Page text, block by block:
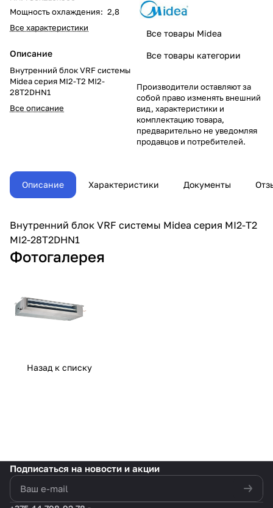
Мощность охлаждения: 2,8
Все характеристики
Описание
Внутренний блок VRF системы
Midea серия MI2-T2 MI2-
28T2DHN1
Все описание
Все товары Midea
Все товары категории
Производители оставляют за
собой право изменять внешний
вид, характеристики и
комплектацию товара,
предварительно не уведомляя
продавцов и потребителей.
Описание Характеристики Документы
Внутренний блок VRF системы Midea серия MI2-T2
MI2-28T2DHN1
Фотогалерея
Назад к списку
Подписаться на новости и акции